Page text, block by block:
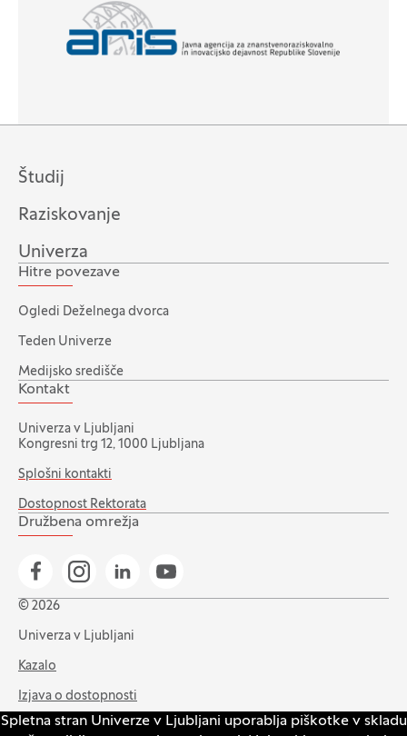
Spletna stran Univerze v Ljubljani uporablja piškotke v skladu
Študij
Raziskovanje
Univerza
Hitre povezave
Ogledi Deželnega dvorca
Teden Univerze
Medijsko središče
Kontakt
Univerza v Ljubljani
Kongresni trg 12, 1000 Ljubljana
Splošni kontakti
Dostopnost Rektorata
Družbena omrežja
Pojdi na našo Facebook stran
Pojdi na našo Instagram stran
Pojdi na Linkedin stran
Pojdi na YouTube stran
© 2026
Univerza v Ljubljani
Kazalo
Izjava o dostopnosti
Varstvo zasebnosti in piškotkov